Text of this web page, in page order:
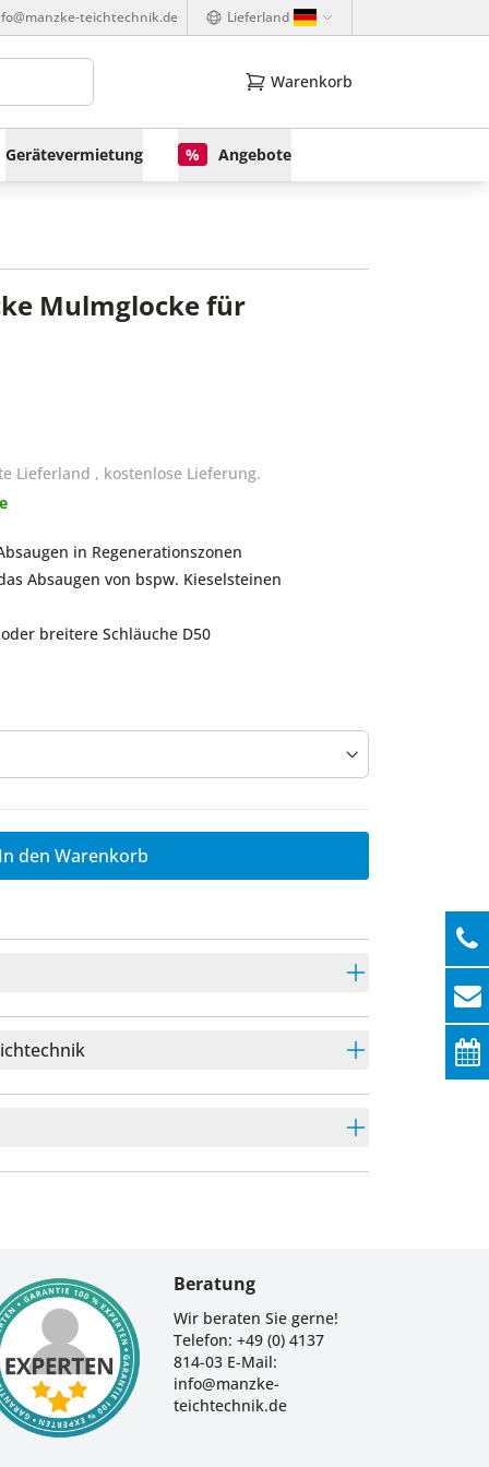
teichtechnik.de Lieferland
Warenkorb
Gerätevermietung % Angebote
Mulmglocke für
Lieferland , kostenlose Lieferung.
in Regenerationszonen
Absaugen von bspw. Kieselsteinen
breitere Schläuche D50
den Warenkorb
Beratung
Wir beraten Sie gerne!
Telefon: +49 (0) 4137
814-03 E-Mail:
info@manzke-
teichtechnik.de